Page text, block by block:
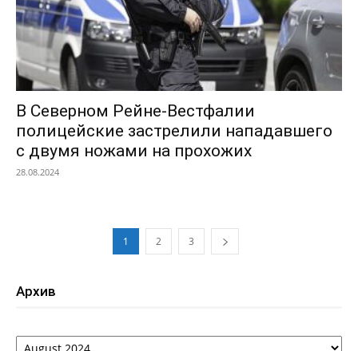
В Северном Рейне-Вестфалии
полицейские застрелили нападавшего
с двумя ножами на прохожих
28.08.2024
1 2 3
Архив
Архив